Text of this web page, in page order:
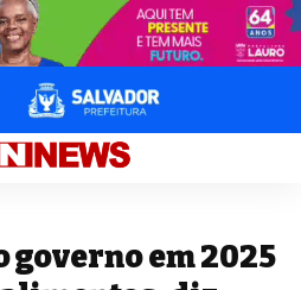
em 2025